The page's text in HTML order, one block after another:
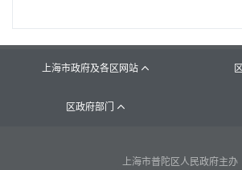
上海市政府及各区网站 
区政府部门 
上海市普陀区人民政府主办